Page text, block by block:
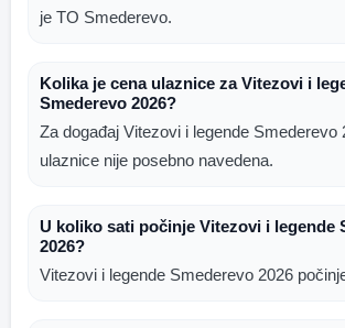
je TO Smederevo.
Kolika je cena ulaznice za Vitezovi i
Smederevo 2026?
Za događaj Vitezovi i legende Smederevo
ulaznice nije posebno navedena.
U koliko sati počinje Vitezovi i legende
2026?
Vitezovi i legende Smederevo 2026